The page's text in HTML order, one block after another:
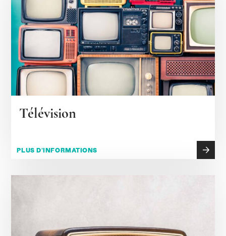
Télévision
PLUS D'INFORMATIONS